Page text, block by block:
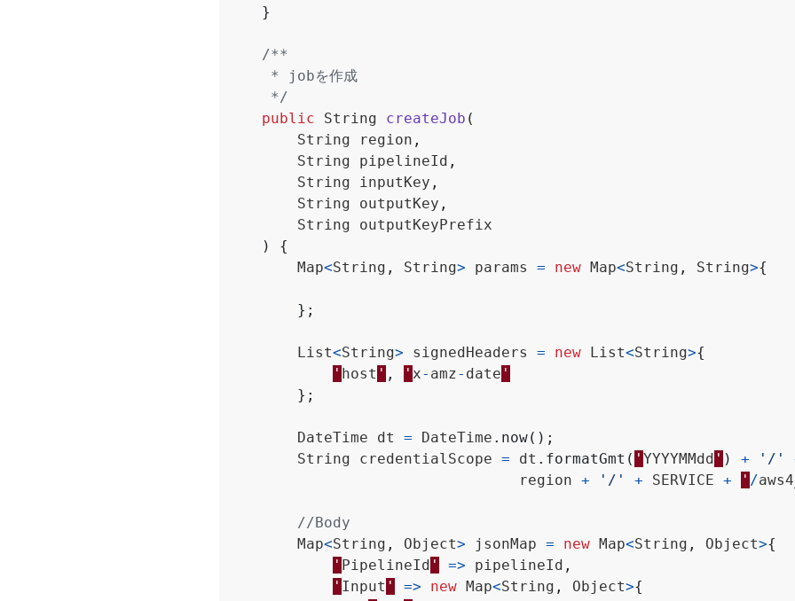
}
     */
public
String createJob (
String
region ,
String
pipelineId ,
String
inputKey ,
String
outputKey ,
String
outputKeyPrefix
)
{
Map<String , String> params = new Map<String , String>{
};
List<String> signedHeaders = new List<String>{
' host ' , ' x- amz- date '
};
DateTime dt = DateTime . now();
String
credentialScope = dt . formatGmt ( ' YYYYMMdd ' ) + '/'
region + '/' + SERVICE + ' /
//Body
Map<String , Object> jsonMap = new Map<String , Object>{
' PipelineId ' => pipelineId ,
' Input ' => new Map<String , Object>{